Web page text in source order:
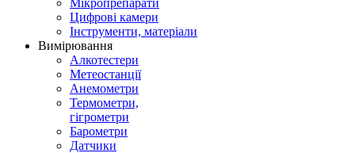
Мікропрепарати
Цифрові камери
Інструменти, матеріали
Вимірювання
Алкотестери
Метеостанції
Анемометри
Термометри,
гігрометри
Барометри
Датчики